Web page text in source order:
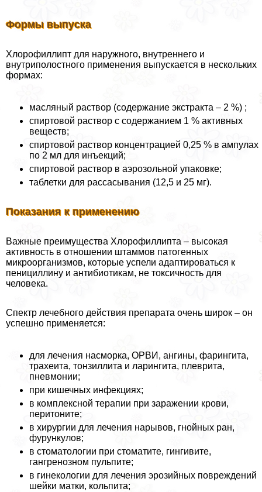
Формы выпуска
Хлорофиллипт для наружного, внутреннего и
внутриполостного применения выпускается в нескольких
формах:
масляный раствор (содержание экстpaкта – 2 %) ;
спиртовой раствор с содержанием 1 % активных
веществ;
спиртовой раствор концентрацией 0,25 % в ампулах
по 2 мл для инъекций;
спиртовой раствор в аэрозольной упаковке;
таблетки для рассасывания (12,5 и 25 мг).
Показания к применению
Важные преимущества Хлорофиллипта – высокая
активность в отношении штаммов патогенных
микроорганизмов, которые успели адаптироваться к
пенициллину и антибиотикам, не токсичность для
человека.
Спектр лечебного действия препарата очень широк – он
успешно применяется:
для лечения насморка, ОРВИ, ангины, фарингита,
трахеита, тонзиллита и ларингита, плеврита,
пневмонии;
при кишечных инфекциях;
в комплексной терапии при заражении крови,
перитоните;
в хирургии для лечения нарывов, гнойных ран,
фурункулов;
в стоматологии при стоматите, гингивите,
гангренозном пульпите;
в гинекологии для лечения эрозийных повреждений
шейки матки, кольпита;